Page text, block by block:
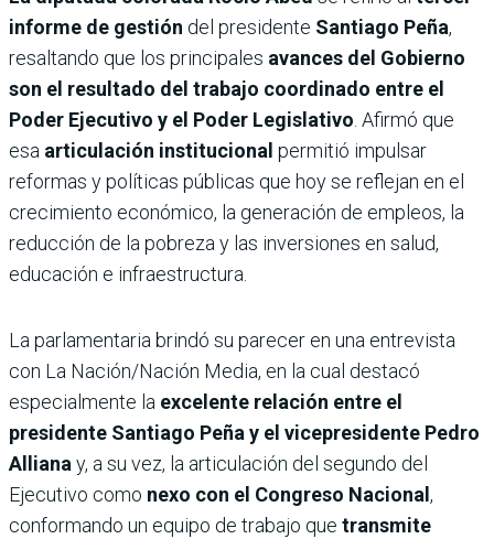
informe de gestión del presidente Santiago Peña,
resaltando que los principales avances del Gobierno
son el resultado del trabajo coordinado entre el
Poder Ejecutivo y el Poder Legislativo. Afirmó que
esa articulación institucional permitió impulsar
reformas y políticas públicas que hoy se reflejan en el
crecimiento económico, la generación de empleos, la
reducción de la pobreza y las inversiones en salud,
educación e infraestructura.
La parlamentaria brindó su parecer en una entrevista
con La Nación/Nación Media, en la cual destacó
especialmente la excelente relación entre el
presidente Santiago Peña y el vicepresidente Pedro
Allianay, a su vez, la articulación del segundo del
Ejecutivo como nexo con el Congreso Nacional ,
conformando un equipo de trabajo que transmite